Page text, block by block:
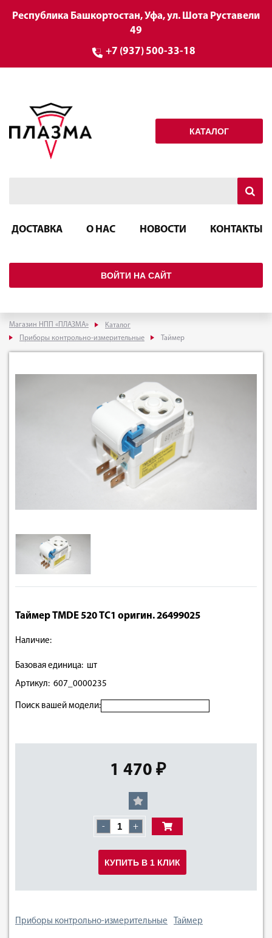
Республика Башкортостан, Уфа, ул. Шота Руставели
49
+7 (937) 500-33-18
КАТАЛОГ
ДОСТАВКА О НАС НОВОСТИ КОНТАКТЫ
ВОЙТИ НА САЙТ
Магазин НПП «ПЛАЗМА»
Каталог
Приборы контрольно-измерительные
Таймер
Таймер TMDE 520 ТC1 оригин. 26499025
Наличие:
Базовая единица: шт
Артикул: 607_0000235
Поиск вашей модели:
1 470 ₽
- +
КУПИТЬ В 1 КЛИК
Приборы контрольно-измерительные Таймер